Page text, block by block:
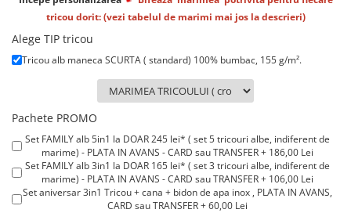
Lenjerii de pat pentru copii
Cadouri Cuplu
Fashion
Pijamale de barbati
Halate si capoate
Pijamale
WINTER Collection
Halate si pijamale Family
tricou dorit: (vezi tabelul de marimi mai jos la descrieri)
Alege TIP tricou
Tricou alb maneca SCURTA ( standard) 100% bumbac, 155 g/m².
Pachete PROMO
Set FAMILY alb 5in1 la DOAR 245 lei* ( set 5 tricouri albe, indiferent de
marime) - PLATA IN AVANS - CARD sau TRANSFER + 186,00 Lei
Set FAMILY alb 3in1 la DOAR 165 lei* ( set 3 tricouri albe, indiferent de
marime) - PLATA IN AVANS - CARD sau TRANSFER + 106,00 Lei
Set aniversar 3in1 Tricou + cana + bidon de apa inox , PLATA IN AVANS,
CARD sau TRANSFER + 60,00 Lei